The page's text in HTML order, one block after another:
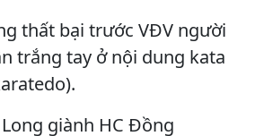
thất bại trước VĐV người
trắng tay ở nội dung kata
giành HC Đồng